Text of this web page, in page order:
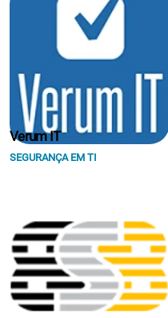
Verum IT
SEGURANÇA EM TI